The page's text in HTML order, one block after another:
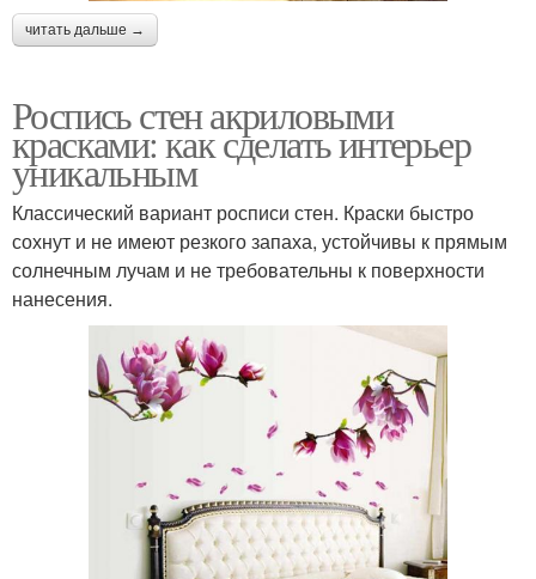
читать дальше →
Роспись стен акриловыми
красками: как сделать интерьер
уникальным
Классический вариант росписи стен. Краски быстро
сохнут и не имеют резкого запаха, устойчивы к прямым
солнечным лучам и не требовательны к поверхности
нанесения.